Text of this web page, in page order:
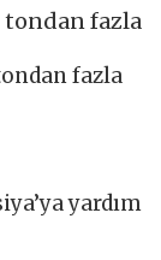
tondan fazla
fazla
yardım